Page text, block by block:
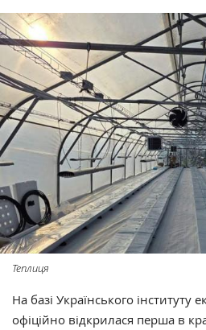
Теплиця
На базі Українського інституту
офіційно відкрилася перша в